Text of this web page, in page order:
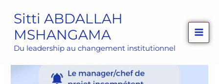
contenu
Sitti ABDALLAH
MSHANGAMA
Du leadership au changement institutionnel